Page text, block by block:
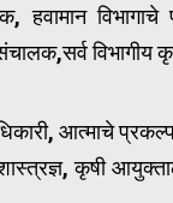
हवामान
विभागीय
आत्माचे
शास्त्रज्ञ, कृषी